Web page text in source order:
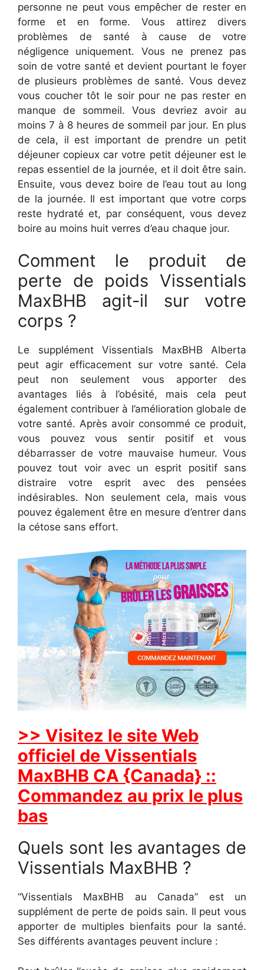
personne ne peut vous empêcher de rester en
forme et en forme. Vous attirez divers
problèmes de santé à cause de votre
négligence uniquement. Vous ne prenez pas
soin de votre santé et devient pourtant le foyer
de plusieurs problèmes de santé. Vous devez
vous coucher tôt le soir pour ne pas rester en
manque de sommeil. Vous devriez avoir au
moins 7 à 8 heures de sommeil par jour. En plus
de cela, il est important de prendre un petit
déjeuner copieux car votre petit déjeuner est le
repas essentiel de la journée, et il doit être sain.
Ensuite, vous devez boire de l’eau tout au long
de la journée. Il est important que votre corps
reste hydraté et, par conséquent, vous devez
boire au moins huit verres d’eau chaque jour.
Comment le produit de
perte de poids Vissentials
MaxBHB agit-il sur votre
corps ?
Le supplément Vissentials MaxBHB Alberta
peut agir efficacement sur votre santé. Cela
peut non seulement vous apporter des
avantages liés à l’obésité, mais cela peut
également contribuer à l’amélioration globale de
votre santé. Après avoir consommé ce produit,
vous pouvez vous sentir positif et vous
débarrasser de votre mauvaise humeur. Vous
pouvez tout voir avec un esprit positif sans
distraire votre esprit avec des pensées
indésirables. Non seulement cela, mais vous
pouvez également être en mesure d’entrer dans
la cétose sans effort.
>> Visitez le site Web
officiel de Vissentials
MaxBHB CA {Canada} ::
Commandez au prix le plus
bas
Quels sont les avantages de
Vissentials MaxBHB ?
“Vissentials MaxBHB au Canada” est un
supplément de perte de poids sain. Il peut vous
apporter de multiples bienfaits pour la santé.
Ses différents avantages peuvent inclure :